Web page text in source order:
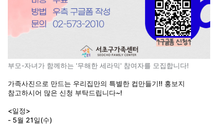
부모-자녀가 함께하는 '무해한 세라믹' 참여자를 모집합니다!
가족사진으로 만드는 우리집만의 특별한 컵만들기!! 홍보지
참고하시어 많은 신청 부탁드립니다~!
<일정>
- 5월 21일(수)
열
기